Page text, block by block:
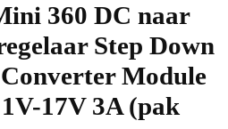
360 DC naar
Step Down
Module
17V 3A (pak